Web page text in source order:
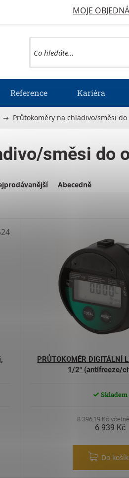
MOJE
Reference Kariéra
Průtokoměry na chladivo/směsi do
směsi do
Abecedně
PRŮTOKOMĚR DIGITÁLNÍ
1/2" (antifreeze/
Skladem
8 396,19 Kč
6 939 Kč
Do